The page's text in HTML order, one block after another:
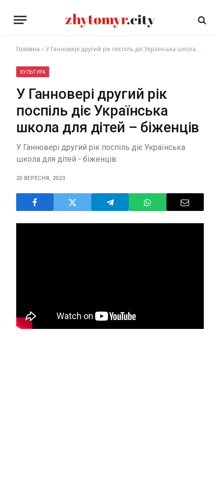
Головна » У Ганновері другий рік поспіль діє Українська школа для дітей – біженців
КУЛЬТУРА
У Ганновері другий рік
поспіль діє Українська
школа для дітей – біженців
У Ганновері другий рік поспіль діє Українська
школа для дітей - біженців
20 ВЕРЕСНЯ, 2023